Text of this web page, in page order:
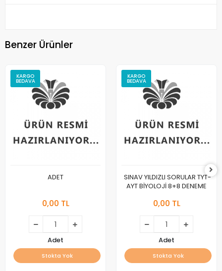
Benzer Ürünler
KARGO
BEDAVA
ADET
0,00 TL
Adet
Stokta Yok
KARGO
BEDAVA
SINAV YILDIZLI SORULAR TYT-
AYT BİYOLOJİ 8+8 DENEME
0,00 TL
Adet
Stokta Yok